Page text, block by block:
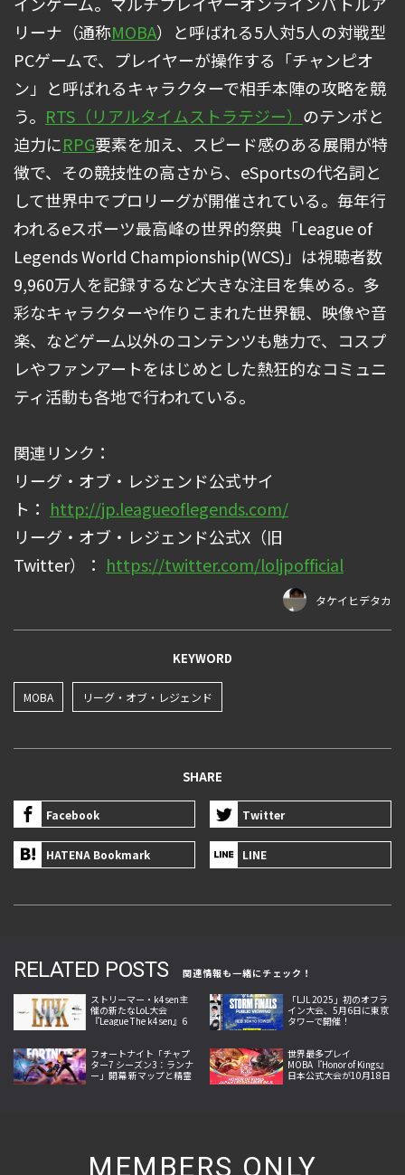
リーナ（通称MOBA）と呼ばれる5人対5人の対戦型
PCゲームで、プレイヤーが操作する「チャンピオ
ン」と呼ばれるキャラクターで相手本陣の攻略を競
う。 RTS（リアルタイムストラテジー） のテンポと
迫力にRPG要素を加え、スピード感のある展開が特
徴で、その競技性の高さから、eSportsの代名詞と
して世界中でプロリーグが開催されている。毎年行
われるeスポーツ最高峰の世界的祭典「League of
Legends World Championship(WCS)」は視聴者数
9,960万人を記録するなど大きな注目を集める。多
彩なキャラクターや作りこまれた世界観、映像や音
楽、などゲーム以外のコンテンツも魅力で、コスプ
レやファンアートをはじめとした熱狂的なコミュニ
ティ活動も各地で行われている。
関連リンク：
リーグ・オブ・レジェンド公式サイ
ト： http://jp.leagueoflegends.com/
リーグ・オブ・レジェンド公式X（旧
Twitter）： https://twitter.com/loljpofficial
タケイヒデタカ
KEYWORD
MOBA リーグ・オブ・レジェンド
SHARE
Facebook Twitter
HATENA Bookmark LINE
RELATED POSTS
関連情報も一緒にチェック！
ストリーマー・k4sen主
催の新たなLoL大会
『League The k4sen』6
「LJL 2025」初のオフラ
イン大会、5月6日に東京
タワーで開催！
フォートナイト「チャプ
ター7 シーズン3：ランナ
ー」開幕 新マップと精霊
世界最多プレイ
MOBA『Honor of Kings』
日本公式大会が10月18日
MEMBERS ONLY